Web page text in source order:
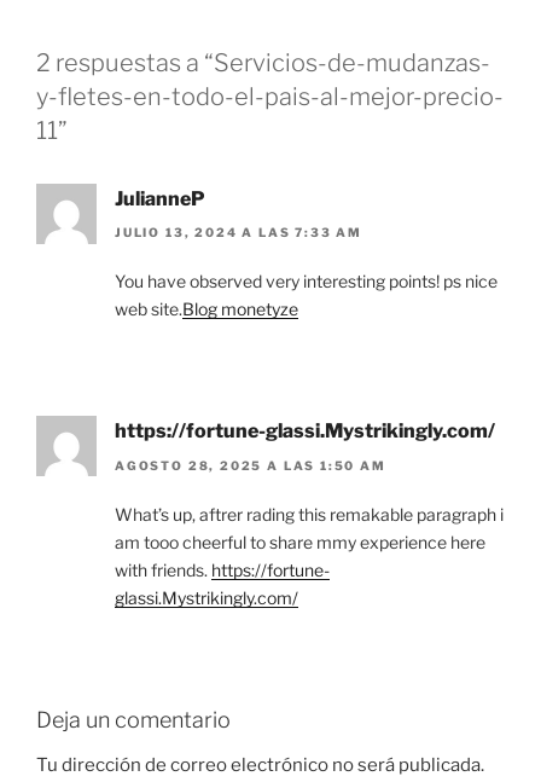
2 respuestas a “Servicios-de-mudanzas-
y-fletes-en-todo-el-pais-al-mejor-precio-
11”
JulianneP
JULIO 13, 2024 A LAS 7:33 AM
You have observed very interesting points! ps nice
web site.Blog monetyze
https://fortune-glassi.Mystrikingly.com/
AGOSTO 28, 2025 A LAS 1:50 AM
What’s up, aftrer rading this remakable paragraph i
am tooo cheerful to share mmy experience here
with friends. https://fortune-
glassi.Mystrikingly.com/
Deja un comentario
Tu dirección de correo electrónico no será publicada.